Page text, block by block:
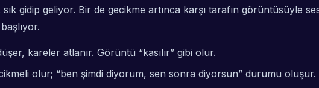
sık gidip geliyor. Bir de gecikme artınca karşı tarafın
kareler atlanır. Görüntü “kasılır” gibi olur.
olur; “ben şimdi diyorum, sen sonra diyorsun” durumu oluşur.